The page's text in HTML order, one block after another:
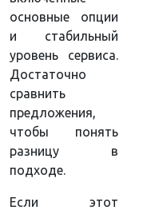
основные опции
и стабильный
уровень сервиса.
Достаточно
сравнить
предложения,
чтобы понять
разницу в
подходе.
Если этот